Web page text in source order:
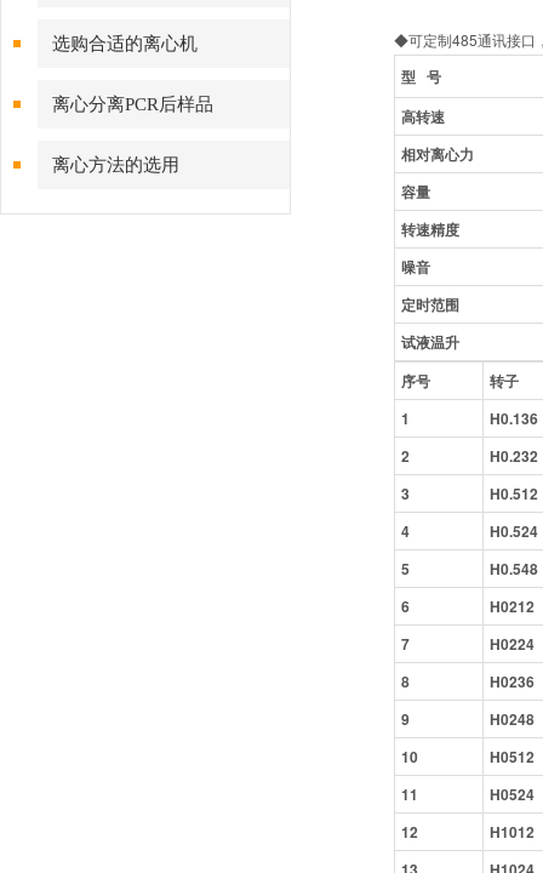
选购合适的离心机
离心分离PCR后样品
离心方法的选用
◆可定制485通讯接口
型 号
高转速
相对离心力
容量
转速精度
噪音
定时范围
试液温升
序号
转子
1
H0.136
2
H0.232
3
H0.512
4
H0.524
5
H0.548
6
H0212
7
H0224
8
H0236
9
H0248
10
H0512
11
H0524
12
H1012